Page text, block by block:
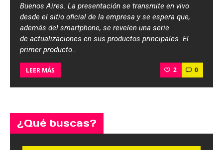
Buenos Aires. La presentación se transmite en vivo
desde el sitio oficial de la empresa y se espera que,
además del smartphone, se revelen una serie
de actualizaciones en sus productos principales. El
primer producto…
LEER MÁS 2 0
¿Qué buscas?